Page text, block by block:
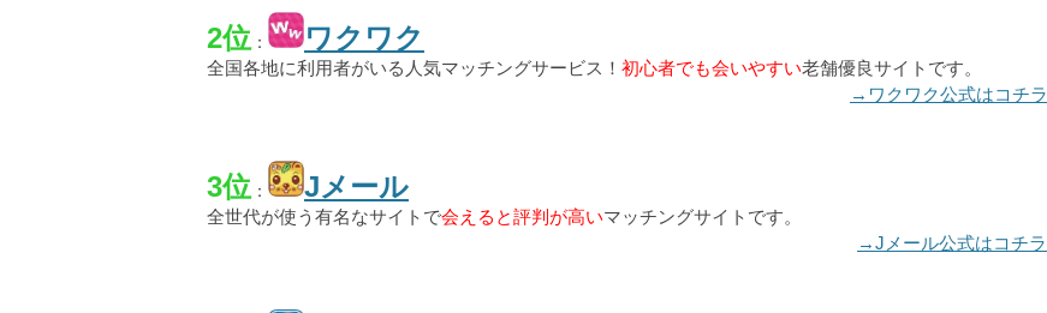
2位 ： ワクワク
全国各地に利用者がいる人気マッチングサービス！ 初心者でも会いやすい老舗優良サイトです。
→ワクワク公式はコチラ
3位 ： Jメール
全世代が使う有名なサイトで会えると評判が高いマッチングサイトです。
→Jメール公式はコチラ